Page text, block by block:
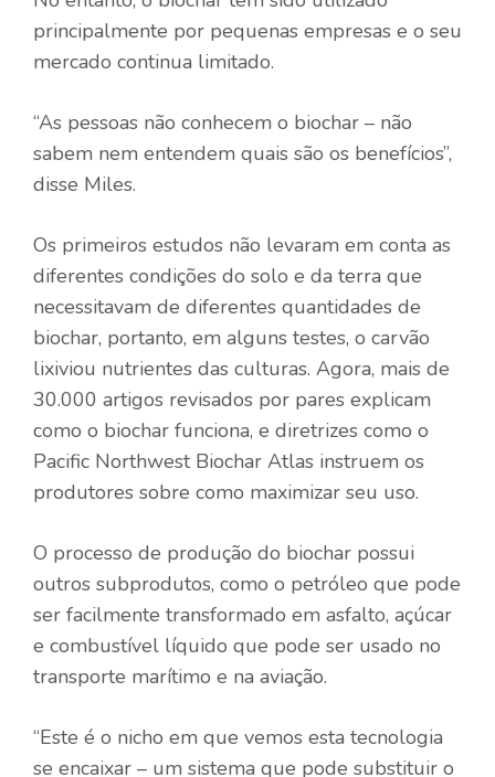
principalmente por pequenas empresas e o seu
mercado continua limitado.
“As pessoas não conhecem o biochar – não
sabem nem entendem quais são os benefícios”,
disse Miles.
Os primeiros estudos não levaram em conta as
diferentes condições do solo e da terra que
necessitavam de diferentes quantidades de
biochar, portanto, em alguns testes, o carvão
lixiviou nutrientes das culturas. Agora, mais de
30.000 artigos revisados ​​por pares explicam
como o biochar funciona, e diretrizes como o
Pacific Northwest Biochar Atlas instruem os
produtores sobre como maximizar seu uso.
O processo de produção do biochar possui
outros subprodutos, como o petróleo que pode
ser facilmente transformado em asfalto, açúcar
e combustível líquido que pode ser usado no
transporte marítimo e na aviação.
“Este é o nicho em que vemos esta tecnologia
se encaixar – um sistema que pode substituir o